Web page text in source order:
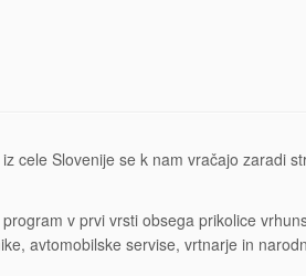
cele Slovenije se k nam vračajo zaradi
v prvi vrsti obsega prikolice
avtomobilske servise, vrtnarje in